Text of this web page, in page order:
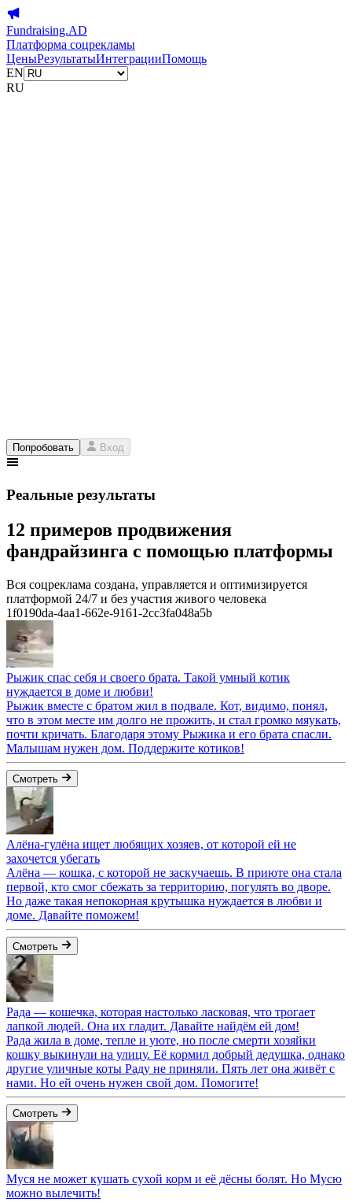
Fundraising.AD
Платформа соцрекламы
ЦеныРезультатыИнтеграцииПомощь
EN
RU
Попробовать Вход
Реальные результаты
12 примеров продвижения
фандрайзинга с помощью платформы
Вся соцреклама создана, управляется и оптимизируется
платформой 24/7 и без участия живого человека
1f0190da-4aa1-662e-9161-2cc3fa048a5b
Рыжик спас себя и своего брата. Такой умный котик
нуждается в доме и любви!
Рыжик вместе с братом жил в подвале. Кот, видимо, понял,
что в этом месте им долго не прожить, и стал громко мяукать,
почти кричать. Благодаря этому Рыжика и его брата спасли.
Малышам нужен дом. Поддержите котиков!
Смотреть
Алёна-гулёна ищет любящих хозяев, от которой ей не
захочется убегать
Алёна — кошка, с которой не заскучаешь. В приюте она стала
первой, кто смог сбежать за территорию, погулять во дворе.
Но даже такая непокорная крутышка нуждается в любви и
доме. Давайте поможем!
Смотреть
Рада — кошечка, которая настолько ласковая, что трогает
лапкой людей. Она их гладит. Давайте найдём ей дом!
Рада жила в доме, тепле и уюте, но после смерти хозяйки
кошку выкинули на улицу. Её кормил добрый дедушка, однако
другие уличные коты Раду не приняли. Пять лет она живёт с
нами. Но ей очень нужен свой дом. Помогите!
Смотреть
Муся не может кушать сухой корм и её дёсны болят. Но Мусю
можно вылечить!